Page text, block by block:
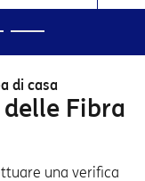
di casa
Fibra
una verifica